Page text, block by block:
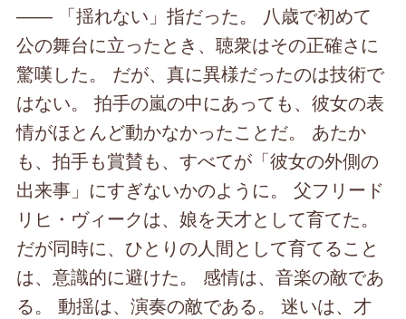
―― 「揺れない」指だった。 八歳で初めて
公の舞台に立ったとき、聴衆はその正確さに
驚嘆した。 だが、真に異様だったのは技術で
はない。 拍手の嵐の中にあっても、彼女の表
情がほとんど動かなかったことだ。 あたか
も、拍手も賞賛も、すべてが「彼女の外側の
出来事」にすぎないかのように。 父フリード
リヒ・ヴィークは、娘を天才として育てた。
だが同時に、ひとりの人間として育てること
は、意識的に避けた。 感情は、音楽の敵であ
る。 動揺は、演奏の敵である。 迷いは、才